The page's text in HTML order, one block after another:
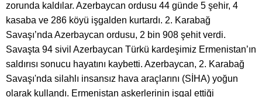
zorunda kaldılar. Azerbaycan ordusu 44 günde 5 şehir, 4
kasaba ve 286 köyü işgalden kurtardı. 2. Karabağ
Savaşı’nda Azerbaycan ordusu, 2 bin 908 şehit verdi.
Savaşta 94 sivil Azerbaycan Türkü kardeşimiz Ermenistan’ın
saldırısı sonucu hayatını kaybetti. Azerbaycan, 2. Karabağ
Savaşı'nda silahlı insansız hava araçlarını (SİHA) yoğun
olarak kullandı. Ermenistan askerlerinin işgal ettiği